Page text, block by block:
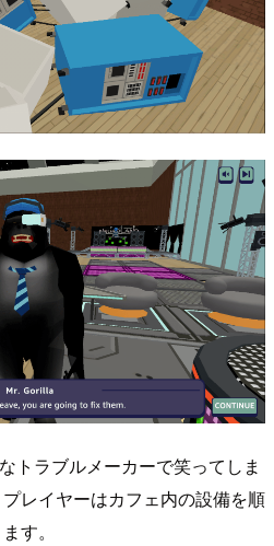
トラブルメーカーで笑ってしま
レイヤーはカフェ内の設備を順
す。